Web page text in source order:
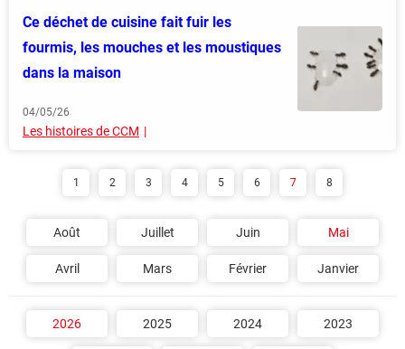
Ce déchet de cuisine fait fuir les
fourmis, les mouches et les moustiques
dans la maison
04/05/26
Les histoires de CCM
1 2 3 4 5 6 7 8
Août Juillet Juin Mai
Avril Mars Février Janvier
2026 2025 2024 2023